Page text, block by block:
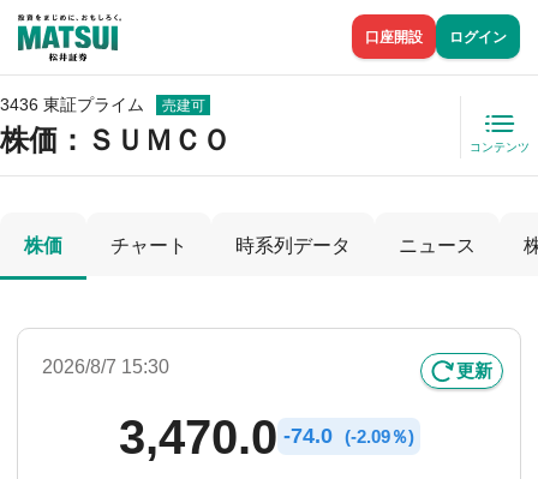
口座開設 ログイン
3436 東証プライム 売建可
株価 ：ＳＵＭＣＯ コンテンツ
株価 チャート 時系列データ ニュース
2026/8/7 15:30 更新
3,470.0 -74.0 (-2.09％)